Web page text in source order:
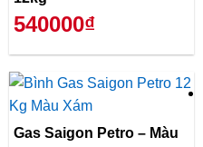
540000₫
Gas Saigon Petro – Màu